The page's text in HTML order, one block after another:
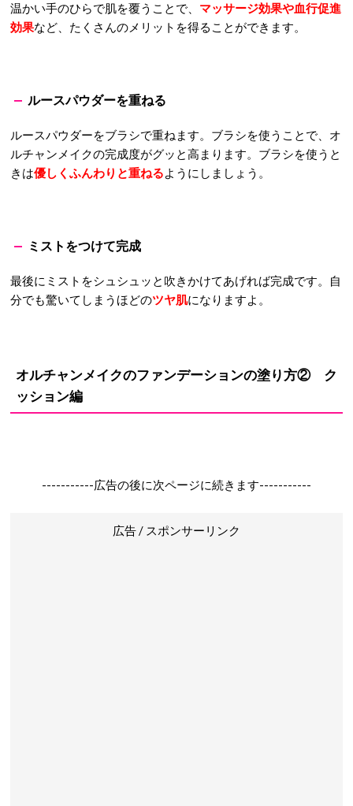
温かい手のひらで肌を覆うことで、 マッサージ効果や血行促進
効果など、たくさんのメリットを得ることができます。
ルースパウダーを重ねる
ルースパウダーをブラシで重ねます。ブラシを使うことで、オ
ルチャンメイクの完成度がグッと高まります。ブラシを使うと
きは優しくふんわりと重ねるようにしましょう。
ミストをつけて完成
最後にミストをシュシュッと吹きかけてあげれば完成です。自
分でも驚いてしまうほどのツヤ肌になりますよ。
オルチャンメイクのファンデーションの塗り方② ク
ッション編
-----------広告の後に次ページに続きます-----------
広告 / スポンサーリンク